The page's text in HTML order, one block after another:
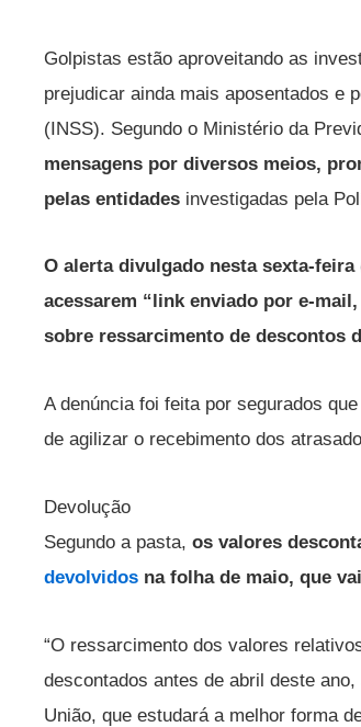
Golpistas estão aproveitando as
prejudicar ainda mais aposentados e
(INSS). Segundo o Ministério da
mensagens por diversos meios,
pelas entidades investigadas pela
O alerta divulgado nesta sexta-
acessarem “link enviado por e-
sobre ressarcimento de descontos
A denúncia foi feita por segurados
de agilizar o recebimento dos
Devolução
Segundo a pasta, os valores
devolvidos na folha de maio, que
“O ressarcimento dos valores
descontados antes de abril deste
União, que estudará a melhor forma